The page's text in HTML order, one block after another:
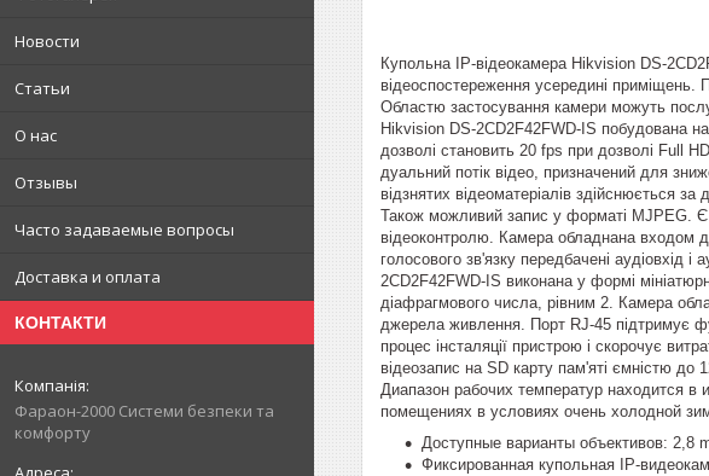
Новости
Статьи
О нас
Отзывы
Часто задаваемые вопросы
Доставка и оплата
КОНТАКТИ
Фараон-2000 Системи безпеки та
комфорту
Купольна IP-відеокамера Hikvision DS-
відеоспостереження усередині приміщень.
Областю застосування камери можуть
Hikvision DS-2CD2F42FWD-IS побудована
дозволі становить 20 fps при дозволі Full
дуальний потік відео, призначений для
відзнятих відеоматеріалів здійснюється
Також можливий запис у форматі MJPEG. Є
відеоконтролю. Камера обладнана входом
голосового зв'язку передбачені аудіовхід
2CD2F42FWD-IS виконана у формі
діафрагмового числа, рівним 2. Камера
джерела живлення. Порт RJ-45 підтримує
процес інсталяції пристрою і скорочує
відеозапис на SD карту пам'яті ємністю до
Диапазон рабочих температур находится
помещениях в условиях очень холодной
Доступные варианты объективов: 2,8
Фиксированная купольная IP-